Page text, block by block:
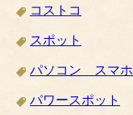
コストコ
スポット
パソコン スマホ
パワースポット